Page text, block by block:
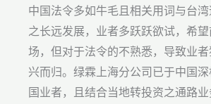
中国法令多如牛毛且相关用词与台
之长远发展，业者多跃跃欲试，希
场，但对于法令的不熟悉，导致业
兴而归。绿霖上海分公司已于中国
国业者，且结合当地转投资之通路